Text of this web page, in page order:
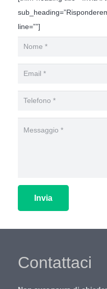
line=””]
Contattaci